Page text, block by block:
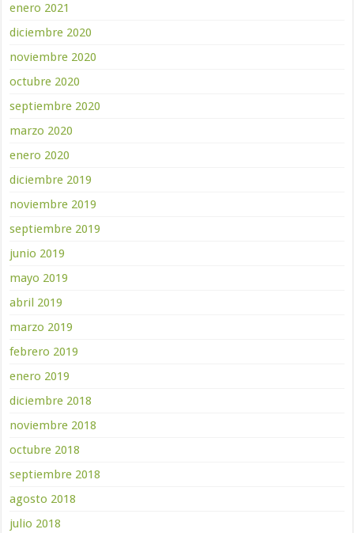
enero 2021
diciembre 2020
noviembre 2020
octubre 2020
septiembre 2020
marzo 2020
enero 2020
diciembre 2019
noviembre 2019
septiembre 2019
junio 2019
mayo 2019
abril 2019
marzo 2019
febrero 2019
enero 2019
diciembre 2018
noviembre 2018
octubre 2018
septiembre 2018
agosto 2018
julio 2018